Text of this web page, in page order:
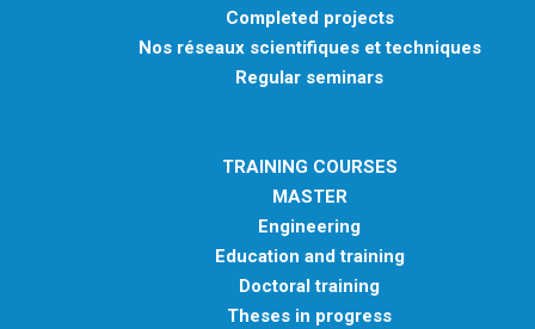
Completed projects
Nos réseaux scientifiques et techniques
Regular seminars
TRAINING COURSES
MASTER
Engineering
Education and training
Doctoral training
Theses in progress